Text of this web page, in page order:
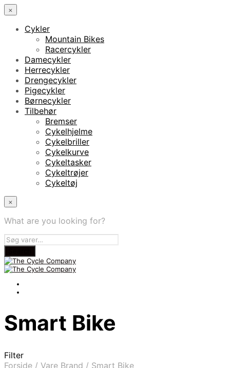
×
Cykler
Mountain Bikes
Racercykler
Damecykler
Herrecykler
Drengecykler
Pigecykler
Børnecykler
Tilbehør
Bremser
Cykelhjelme
Cykelbriller
Cykelkurve
Cykeltasker
Cykeltrøjer
Cykeltøj
×
What are you looking for?
Smart Bike
Filter
Forside / Vare Brand / Smart Bike